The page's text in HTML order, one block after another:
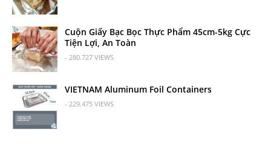
Cuộn Giấy Bạc Bọc Thực Phẩm 45cm-5kg Cực
Tiện Lợi, An Toàn
- 280.727 VIEWS
VIETNAM Aluminum Foil Containers
- 229.475 VIEWS